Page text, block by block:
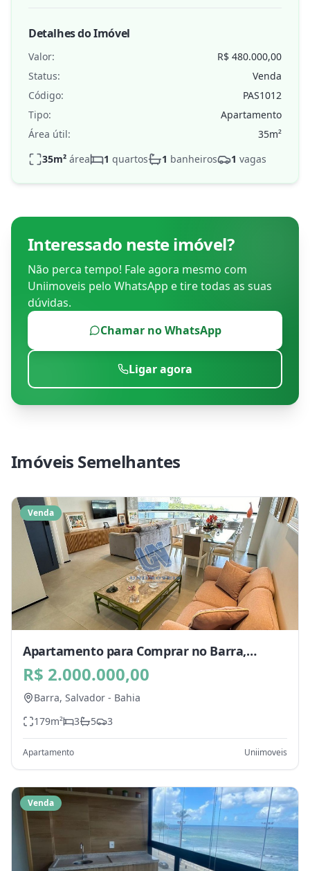
Detalhes do Imóvel
Valor:
R$ 480.000,00
Status:
Venda
Código:
PAS1012
Tipo:
Apartamento
Área útil:
35m²
35m² área 1 quartos 1 banheiros 1 vagas
Interessado neste imóvel?
Não perca tempo! Fale agora mesmo com
Uniimoveis pelo WhatsApp e tire todas as suas
dúvidas.
Chamar no WhatsApp
Ligar agora
Imóveis Semelhantes
Venda
Apartamento para Comprar no Barra,
Salvador - BA
R$ 2.000.000,00
Barra, Salvador - Bahia
179m² 3 5 3
Apartamento Uniimoveis
Venda